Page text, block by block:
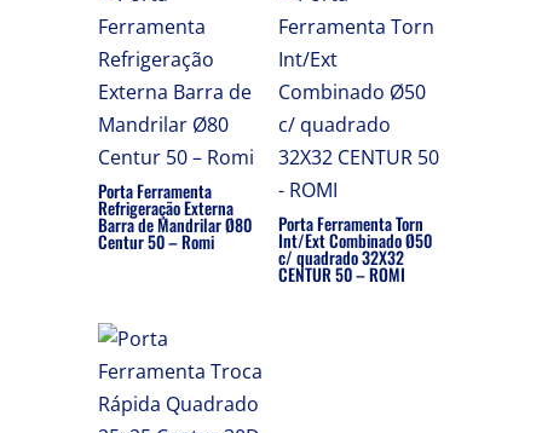
Porta Ferramenta
Refrigeração Externa
Barra de Mandrilar Ø80
Centur 50 – Romi
Porta Ferramenta Torn
Int/Ext Combinado Ø50
c/ quadrado 32X32
CENTUR 50 – ROMI